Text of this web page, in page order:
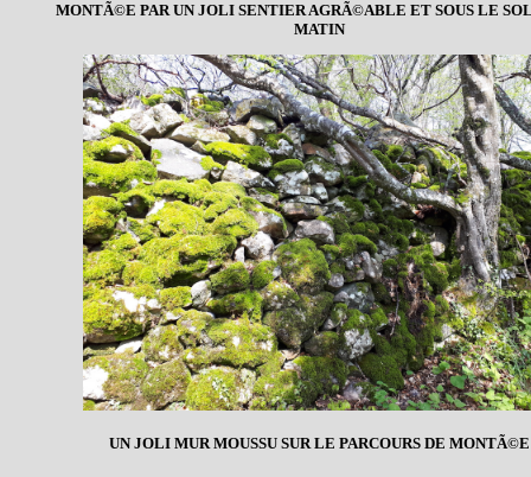
MONTÃ©E PAR UN JOLI SENTIER AGRÃ©ABLE ET SOUS LE
MATIN
UN JOLI MUR MOUSSU SUR LE PARCOURS DE MONTÃ©E